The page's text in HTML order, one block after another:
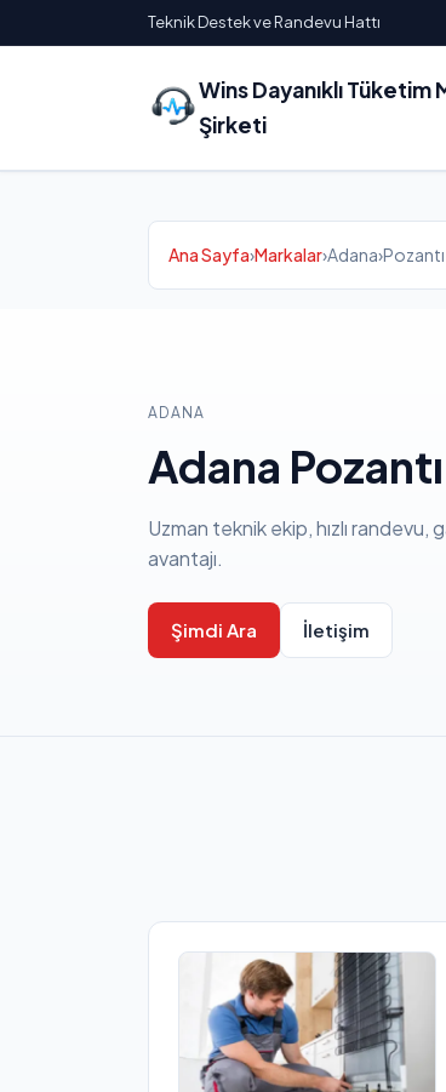
Teknik Destek ve Randevu Hattı
Wins Dayanıklı
Şirketi
Ana Sayfa›Markalar›Adana›Pozantı
ADANA
Adana
Uzman teknik ekip, hızlı randevu,
avantajı.
Şimdi Ara İletişim